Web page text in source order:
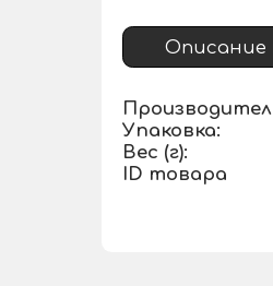
Описание
Упаковка:
Вес (г):
ID товара